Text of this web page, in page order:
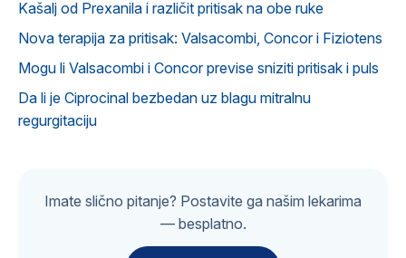
Kašalj od Prexanila i različit pritisak na obe ruke
Nova terapija za pritisak: Valsacombi, Concor i Fiziotens
Mogu li Valsacombi i Concor previse sniziti pritisak i puls
Da li je Ciprocinal bezbedan uz blagu mitralnu
regurgitaciju
Imate slično pitanje? Postavite ga našim lekarima
— besplatno.